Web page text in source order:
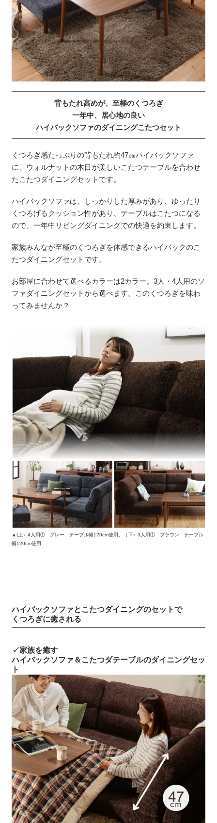
背もたれ高めが、至極のくつろぎ
一年中、居心地の良い
ハイバックソファのダイニングこたつセット
くつろぎ感たっぷりの背もたれ約47㎝ハイバックソファ
に、ウォルナットの木目が美しいこたつテーブルを合わせ
たこたつダイニングセットです。
ハイバックソファは、しっかりした厚みがあり、ゆったり
くつろげるクッション性があり、テーブルはこたつになる
ので、一年中リビングダイニングでの快適を約束します。
家族みんなが至極のくつろぎを体感できるハイバックのこ
たつダイニングセットです。
お部屋に合わせて選べるカラーは2カラー。3人・4人用のソ
ファダイニングセットから選べます。このくつろぎを味わ
ってみませんか？
▲(上）4人用① グレー テーブル幅120cm使用、（下）3人用① ブラウン テーブル
幅120cm使用
ハイバックソファとこたつダイニングのセットで
くつろぎに癒される
✓家族を癒す
ハイバックソファ＆こたつダテーブルのダイニングセッ
ト